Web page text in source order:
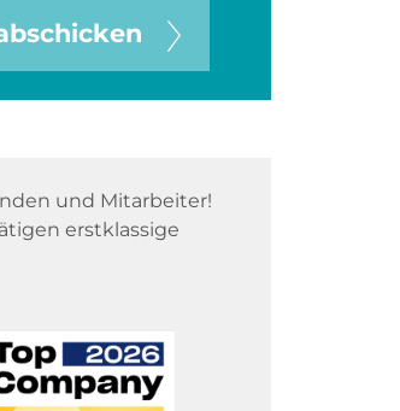
und Mitarbeiter!
erstklassige